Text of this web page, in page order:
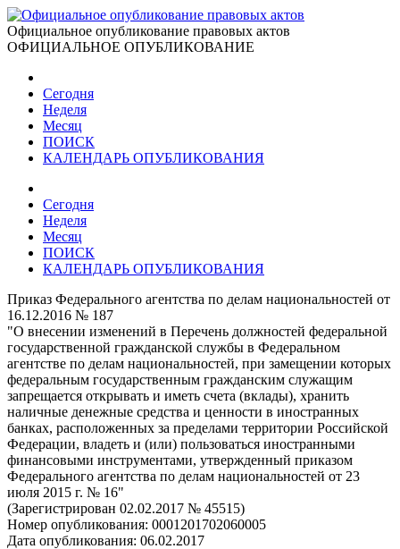
Официальное опубликование правовых актов
ОФИЦИАЛЬНОЕ ОПУБЛИКОВАНИЕ
Сегодня
Неделя
Месяц
ПОИСК
КАЛЕНДАРЬ ОПУБЛИКОВАНИЯ
Сегодня
Неделя
Месяц
ПОИСК
КАЛЕНДАРЬ ОПУБЛИКОВАНИЯ
Приказ Федерального агентства по делам национальностей от
16.12.2016 № 187
"О внесении изменений в Перечень должностей федеральной
государственной гражданской службы в Федеральном
агентстве по делам национальностей, при замещении которых
федеральным государственным гражданским служащим
запрещается открывать и иметь счета (вклады), хранить
наличные денежные средства и ценности в иностранных
банках, расположенных за пределами территории Российской
Федерации, владеть и (или) пользоваться иностранными
финансовыми инструментами, утвержденный приказом
Федерального агентства по делам национальностей от 23
июля 2015 г. № 16"
(Зарегистрирован 02.02.2017 № 45515)
Номер опубликования: 0001201702060005
Дата опубликования: 06.02.2017